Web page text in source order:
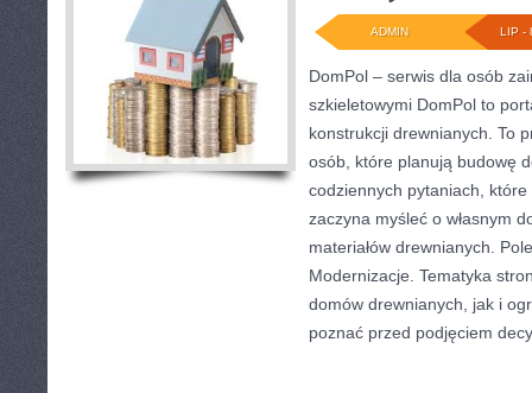
LIP -
ADMIN
DomPol – serwis dla osób
szkieletowymi DomPol to
konstrukcji drewnianych. To
osób, które planują budowę
codziennych pytaniach,
zaczyna myśleć o własnym
materiałów drewnianych.
Modernizacje. Tematyka
domów drewnianych, jak i
poznać przed podjęciem